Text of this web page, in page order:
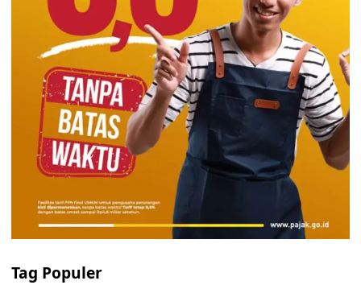
Tag Populer